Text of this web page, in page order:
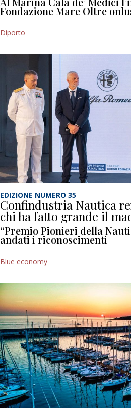
Fondazione Mare Oltre
Diporto
EDIZIONE NUMERO 35
Confindustria Nautica
chi ha fatto grande il
“Premio Pionieri della
andati i riconoscimenti
Blue economy